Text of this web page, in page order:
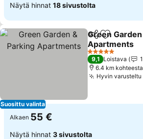
Näytä hinnat 18 sivustolta
Suosittu valinta
Jaa Lisää
Green
Apartments
Katso hinnat
5 Tähtiluokitus
9,1 Loistava
6.4 km
Hyvin
Alkaen 55 €
Näytä hinnat 3 sivustolta